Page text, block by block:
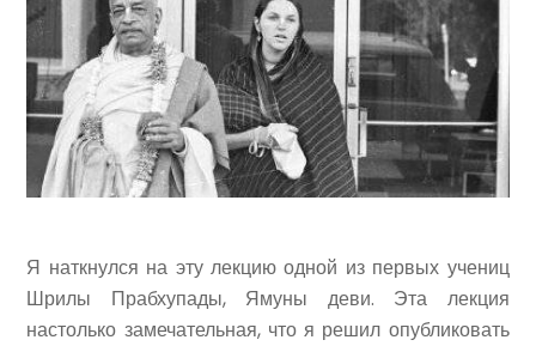
Я наткнулся на эту лекцию одной из первых учениц
Шрилы Прабхупады, Ямуны деви. Эта лекция
настолько замечательная, что я решил опубликовать